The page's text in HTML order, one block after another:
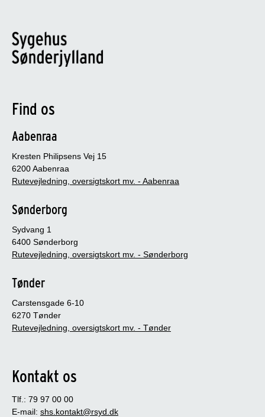
Find os
Aabenraa
Kresten Philipsens Vej 15
6200 Aabenraa
Rutevejledning, oversigtskort mv. - Aabenraa
Sønderborg
Sydvang 1
6400 Sønderborg
Rutevejledning, oversigtskort mv. - Sønderborg
Tønder
Carstensgade 6-10
6270 Tønder
Rutevejledning, oversigtskort mv. - Tønder
Kontakt os
Tlf.: 79 97 00 00
E-mail: shs.kontakt@rsyd.dk